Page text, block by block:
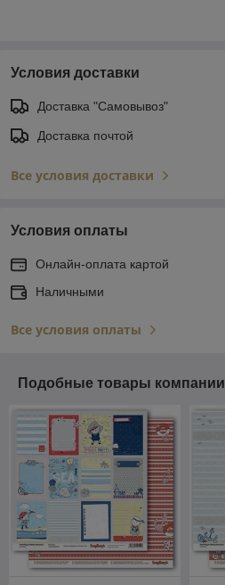
Условия доставки
Доставка "Самовывоз"
Доставка почтой
Все условия доставки
Условия оплаты
Онлайн-оплата картой
Наличными
Все условия оплаты
Подобные товары компании